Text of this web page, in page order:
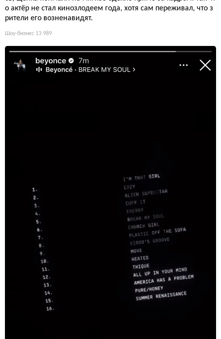
о актёр не стал кинозлодеем года, хотя сам переживал, что з
рители его возненавидят.
Шоу-бизнес 13 989